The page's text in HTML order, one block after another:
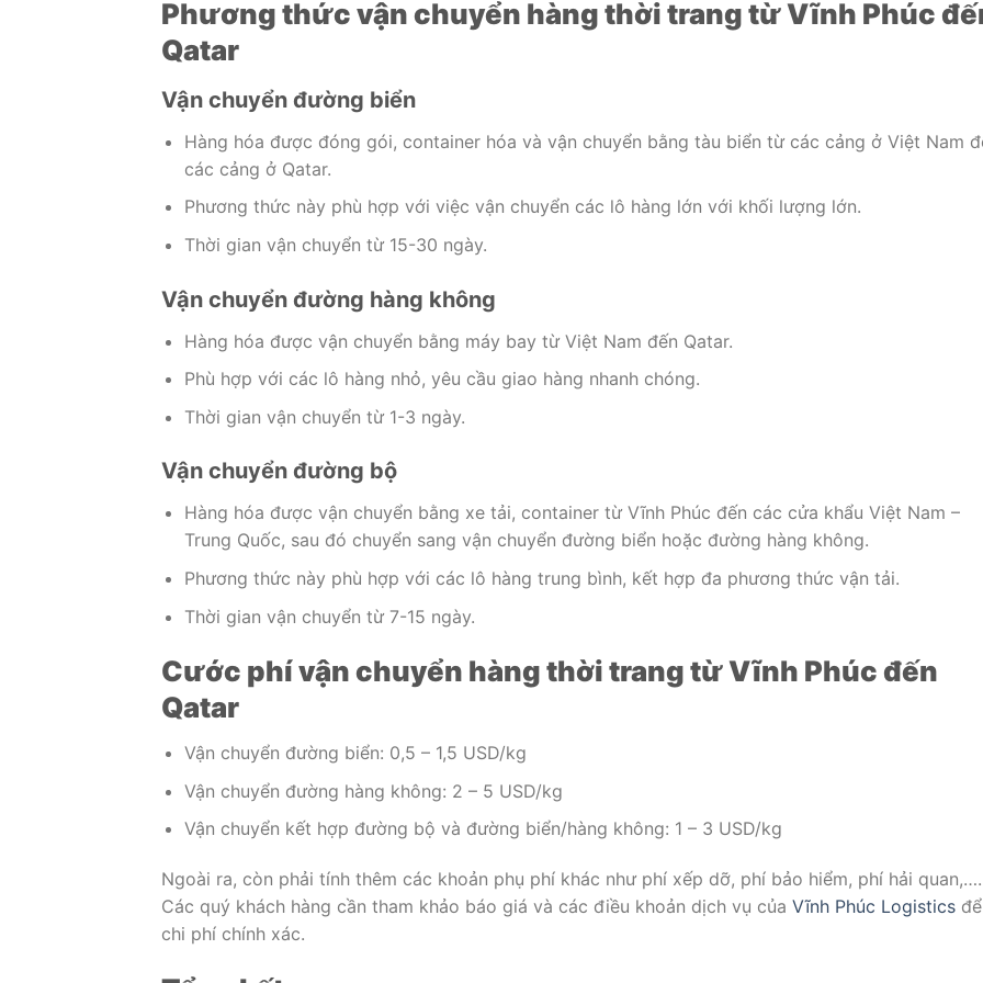
Phương thức vận chuyển hàng thời trang từ Vĩnh Phúc
Qatar
Vận chuyển đường biển
Hàng hóa được đóng gói, container hóa và vận chuyển bằng tàu biển từ các cảng ở Việt Nam
các cảng ở Qatar.
Phương thức này phù hợp với việc vận chuyển các lô hàng lớn với khối lượng lớn.
Thời gian vận chuyển từ 15-30 ngày.
Vận chuyển đường hàng không
Hàng hóa được vận chuyển bằng máy bay từ Việt Nam đến Qatar.
Phù hợp với các lô hàng nhỏ, yêu cầu giao hàng nhanh chóng.
Thời gian vận chuyển từ 1-3 ngày.
Vận chuyển đường bộ
Hàng hóa được vận chuyển bằng xe tải, container từ Vĩnh Phúc đến các cửa khẩu Việt Nam –
Trung Quốc, sau đó chuyển sang vận chuyển đường biển hoặc đường hàng không.
Phương thức này phù hợp với các lô hàng trung bình, kết hợp đa phương thức vận tải.
Thời gian vận chuyển từ 7-15 ngày.
Cước phí vận chuyển hàng thời trang từ Vĩnh Phúc đến
Qatar
Vận chuyển đường biển: 0,5 – 1,5 USD/kg
Vận chuyển đường hàng không: 2 – 5 USD/kg
Vận chuyển kết hợp đường bộ và đường biển/hàng không: 1 – 3 USD/kg
Ngoài ra, còn phải tính thêm các khoản phụ phí khác như phí xếp dỡ, phí bảo hiểm, phí hải quan,….
Các quý khách hàng cần tham khảo báo giá và các điều khoản dịch vụ của Vĩnh Phúc Logistics
chi phí chính xác.